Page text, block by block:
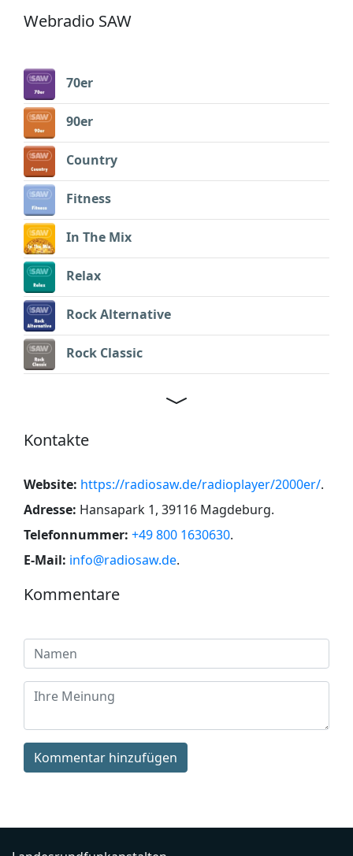
Webradio SAW
70er
90er
Country
Fitness
In The Mix
Relax
Rock Alternative
Rock Classic
Kontakte
Website: https://radiosaw.de/radioplayer/2000er/.
Adresse: Hansapark 1, 39116 Magdeburg.
Telefonnummer: +49 800 1630630.
E-Mail: info@radiosaw.de.
Kommentare
Kommentar hinzufügen